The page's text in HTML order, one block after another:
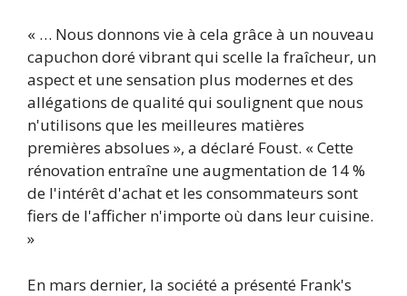
« … Nous donnons vie à cela grâce à un nouveau
capuchon doré vibrant qui scelle la fraîcheur, un
aspect et une sensation plus modernes et des
allégations de qualité qui soulignent que nous
n'utilisons que les meilleures matières
premières absolues », a déclaré Foust. « Cette
rénovation entraîne une augmentation de 14 %
de l'intérêt d'achat et les consommateurs sont
fiers de l'afficher n'importe où dans leur cuisine.
»
En mars dernier, la société a présenté Frank's